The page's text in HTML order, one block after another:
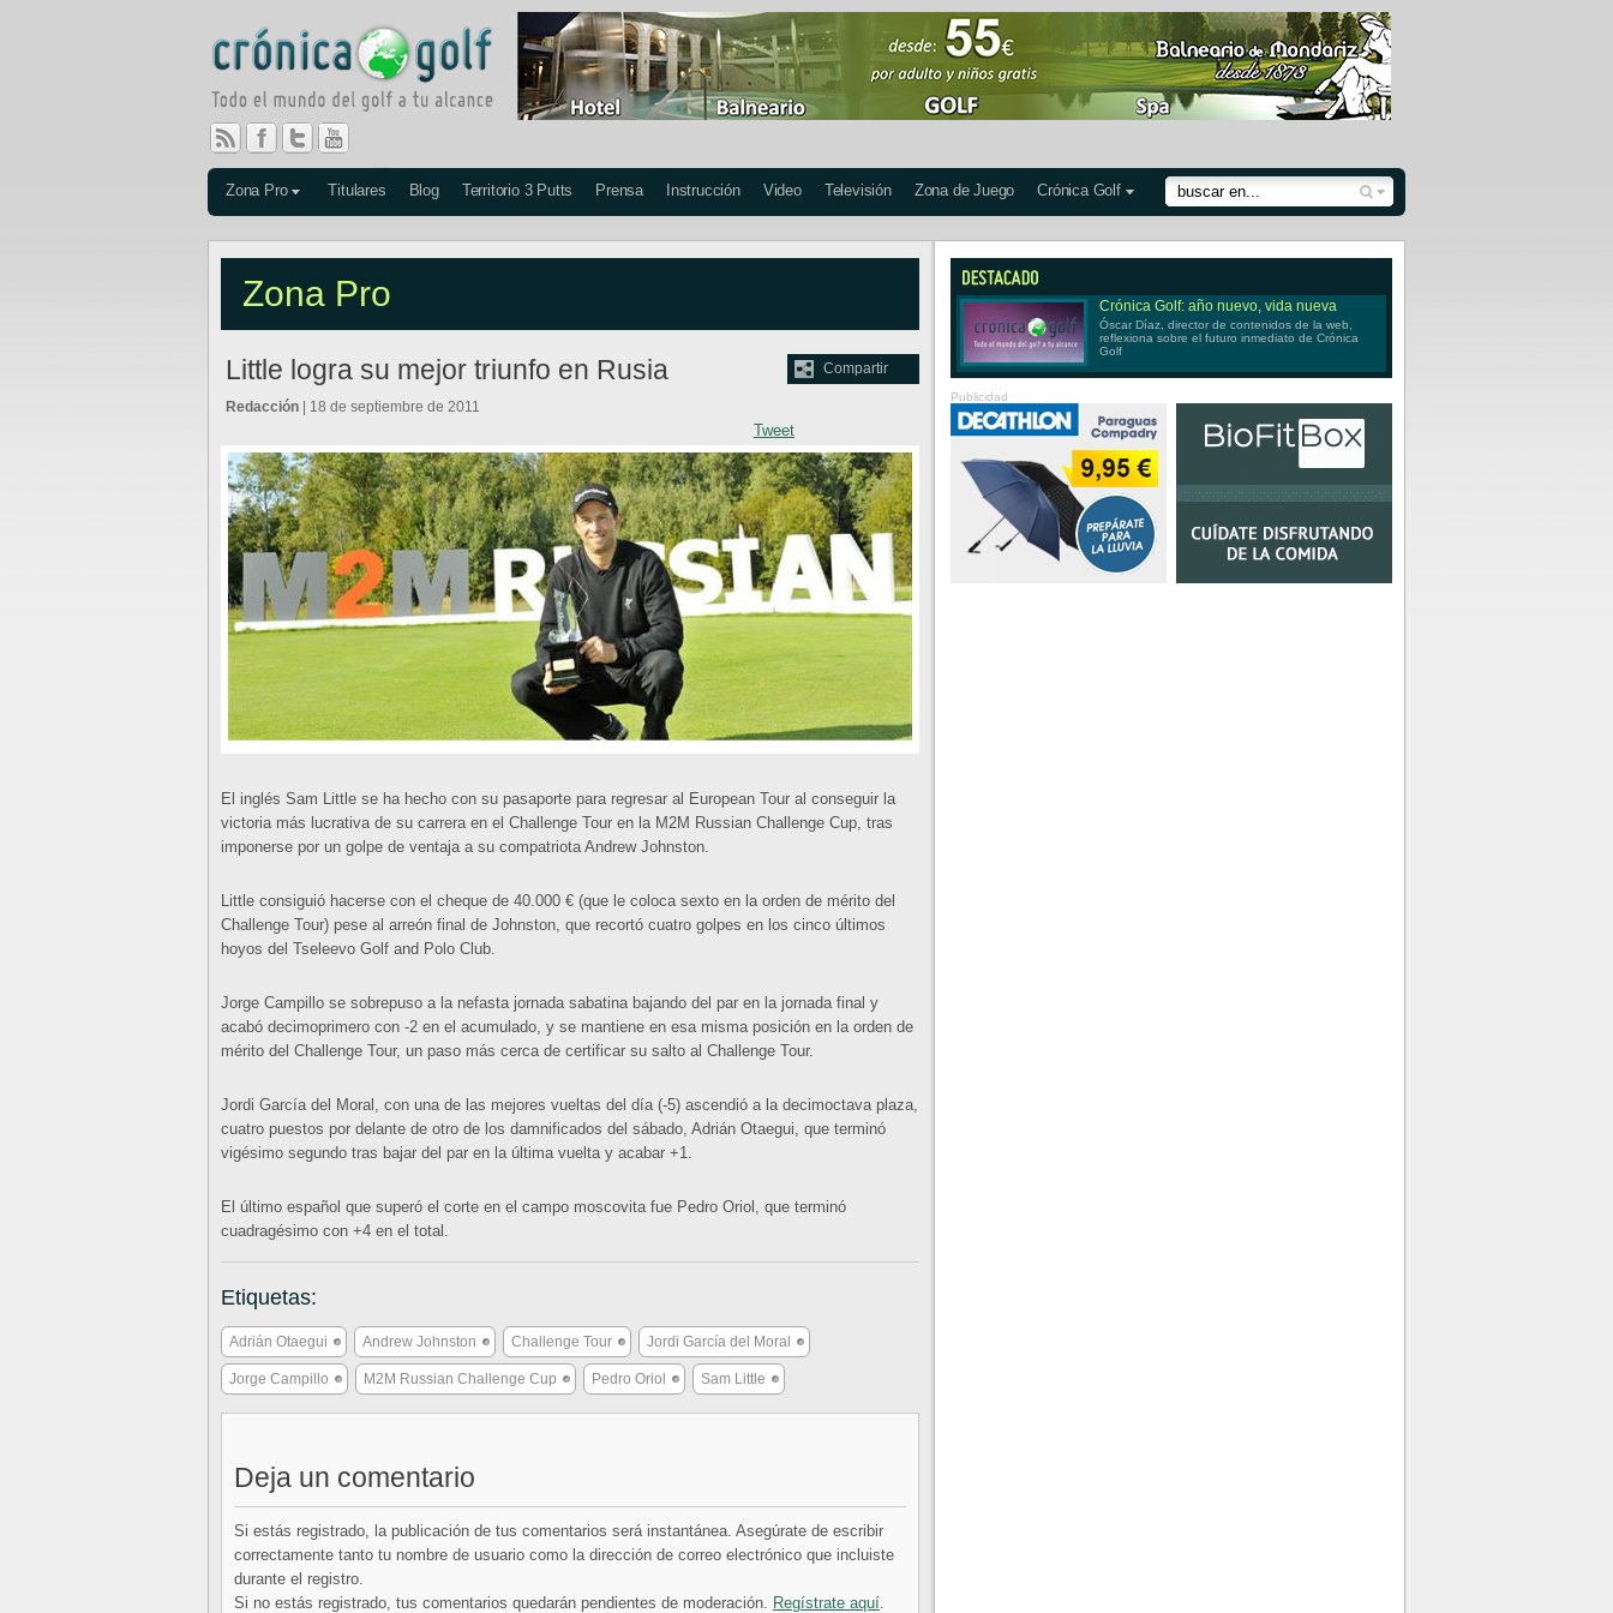
Zona Pro Titulares Blog Territorio 3 Putts Prensa Instrucción Video Televisión Zona de Juego Crónica Golf
Zona Pro
Compartir
Little logra su mejor triunfo en Rusia
Tweet
Redacción | 18 de septiembre de 2011
El inglés Sam Little se ha hecho con su pasaporte para regresar al European Tour al conseguir la
victoria más lucrativa de su carrera en el Challenge Tour en la M2M Russian Challenge Cup, tras
imponerse por un golpe de ventaja a su compatriota Andrew Johnston.
Little consiguió hacerse con el cheque de 40.000 € (que le coloca sexto en la orden de mérito del
Challenge Tour) pese al arreón final de Johnston, que recortó cuatro golpes en los cinco últimos
hoyos del Tseleevo Golf and Polo Club.
Jorge Campillo se sobrepuso a la nefasta jornada sabatina bajando del par en la jornada final y
acabó decimoprimero con -2 en el acumulado, y se mantiene en esa misma posición en la orden de
mérito del Challenge Tour, un paso más cerca de certificar su salto al Challenge Tour.
Jordi García del Moral, con una de las mejores vueltas del día (-5) ascendió a la decimoctava plaza,
cuatro puestos por delante de otro de los damnificados del sábado, Adrián Otaegui, que terminó
vigésimo segundo tras bajar del par en la última vuelta y acabar +1.
El último español que superó el corte en el campo moscovita fue Pedro Oriol, que terminó
cuadragésimo con +4 en el total.
Etiquetas:
Adrián Otaegui Andrew Johnston Challenge Tour Jordi García del Moral
Jorge Campillo M2M Russian Challenge Cup Pedro Oriol Sam Little
Deja un comentario
Si estás registrado, la publicación de tus comentarios será instantánea. Asegúrate de escribir
correctamente tanto tu nombre de usuario como la dirección de correo electrónico que incluiste
durante el registro.
Si no estás registrado, tus comentarios quedarán pendientes de moderación. Regístrate aquí.
Crónica Golf: año nuevo, vida nueva
Óscar Díaz, director de contenidos de la web,
reflexiona sobre el futuro inmediato de Crónica
Golf
Publicidad